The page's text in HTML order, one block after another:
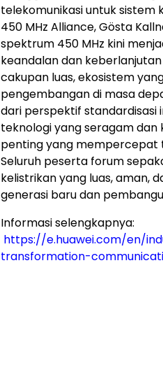
telekomunikasi untuk sistem
450 MHz Alliance, Gösta
spektrum 450 MHz kini
keandalan dan
cakupan luas, ekosistem
pengembangan di masa
dari perspektif standardisasi
teknologi yang seragam
penting yang mempercepat
Seluruh peserta forum
kelistrikan yang luas, aman,
generasi baru dan
Informasi selengkapnya:
https://e.huawei.com/en/
transformation-